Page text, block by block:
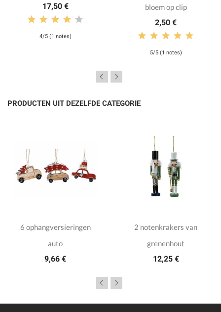
17,50 €
4/5 (1 notes)
bloem op clip
2,50 €
5/5 (1 notes)
PRODUCTEN UIT DEZELFDE CATEGORIE
6 ophangversieringen
auto
9,66 €
2 notenkrakers van
grenenhout
12,25 €